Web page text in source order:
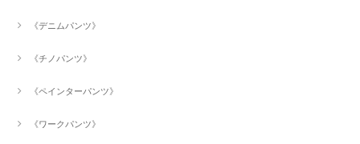
《デニムパンツ》
《チノパンツ》
《ペインターパンツ》
《ワークパンツ》